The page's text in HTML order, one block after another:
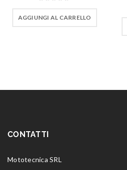
AGGIUNGI AL CARRELLO
CONTATTI
Mototecnica SRL